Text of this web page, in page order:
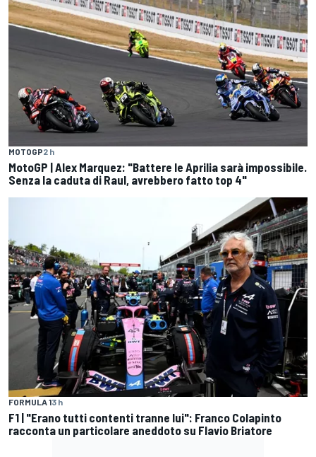
MOTOGP2 h
MotoGP | Alex Marquez: "Battere le Aprilia sarà impossibile.
Senza la caduta di Raul, avrebbero fatto top 4"
FORMULA 13 h
F1 | "Erano tutti contenti tranne lui": Franco Colapinto
racconta un particolare aneddoto su Flavio Briatore